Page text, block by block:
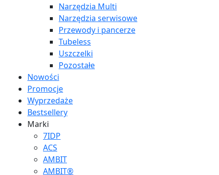
Narzędzia Multi
Narzędzia serwisowe
Przewody i pancerze
Tubeless
Uszczelki
Pozostałe
Nowości
Promocje
Wyprzedaże
Bestsellery
Marki
7IDP
ACS
AMBIT
AMBIT®